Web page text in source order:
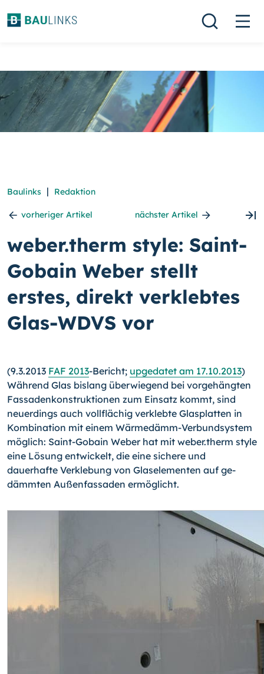
Baulinks | Redaktion
vorheriger Artikel nächster Artikel
weber.therm style: Saint-
Gobain Weber stellt
erstes, direkt verklebtes
Glas-WDVS vor
(9.3.2013 FAF 2013-Bericht; upgedatet am 17.10.2013)
Während Glas bislang über­wiegend bei vorgehängten
Fassadenkonstruktionen zum Einsatz kommt, sind
neuer­dings auch vollflächig verklebte Glasplatten in
Kombination mit einem Wärmedämm-Verbundsystem
möglich: Saint-Gobain Weber hat mit weber.therm style
eine Lösung entwickelt, die eine sichere und
dauerhafte Verklebung von Glaselementen auf ge­
dämmten Außenfassaden ermöglicht.